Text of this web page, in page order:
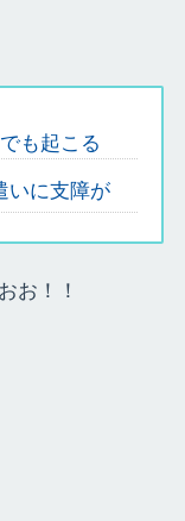
も起こる
いに支障が
お！！